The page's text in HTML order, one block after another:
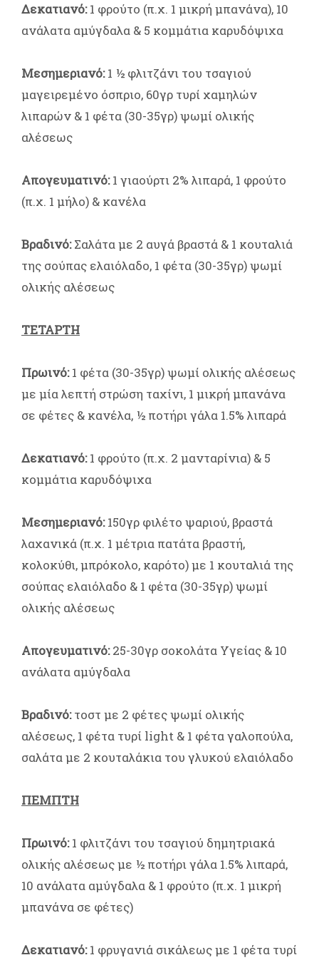
Δεκατιανό:1 φρούτο (π.χ. 1 μικρή μπανάνα), 10
ανάλατα αμύγδαλα & 5 κομμάτια καρυδόψιχα
Μεσημεριανό:1 ½ φλιτζάνι του τσαγιού
μαγειρεμένο όσπριο, 60γρ τυρί χαμηλών
λιπαρών & 1 φέτα (30-35γρ) ψωμί ολικής
αλέσεως
Απογευματινό:1 γιαούρτι 2% λιπαρά, 1 φρούτο
(π.χ. 1 μήλο) & κανέλα
Βραδινό:Σαλάτα με 2 αυγά βραστά & 1 κουταλιά
της σούπας ελαιόλαδο, 1 φέτα (30-35γρ) ψωμί
ολικής αλέσεως
ΤΕΤΑΡΤΗ
Πρωινό:1 φέτα (30-35γρ) ψωμί ολικής αλέσεως
με μία λεπτή στρώση ταχίνι, 1 μικρή μπανάνα
σε φέτες & κανέλα, ½ ποτήρι γάλα 1.5% λιπαρά
Δεκατιανό:1 φρούτο (π.χ. 2 μανταρίνια) & 5
κομμάτια καρυδόψιχα
Μεσημεριανό:150γρ φιλέτο ψαριού, βραστά
λαχανικά (π.χ. 1 μέτρια πατάτα βραστή,
κολοκύθι, μπρόκολο, καρότο) με 1 κουταλιά της
σούπας ελαιόλαδο & 1 φέτα (30-35γρ) ψωμί
ολικής αλέσεως
Απογευματινό:25-30γρ σοκολάτα Υγείας & 10
ανάλατα αμύγδαλα
Βραδινό:τοστ με 2 φέτες ψωμί ολικής
αλέσεως, 1 φέτα τυρί light & 1 φέτα γαλοπούλα,
σαλάτα με 2 κουταλάκια του γλυκού ελαιόλαδο
ΠΕΜΠΤΗ
Πρωινό:1 φλιτζάνι του τσαγιού δημητριακά
ολικής αλέσεως με ½ ποτήρι γάλα 1.5% λιπαρά,
10 ανάλατα αμύγδαλα & 1 φρούτο (π.χ. 1 μικρή
μπανάνα σε φέτες)
Δεκατιανό:1 φρυγανιά σικάλεως με 1 φέτα τυρί